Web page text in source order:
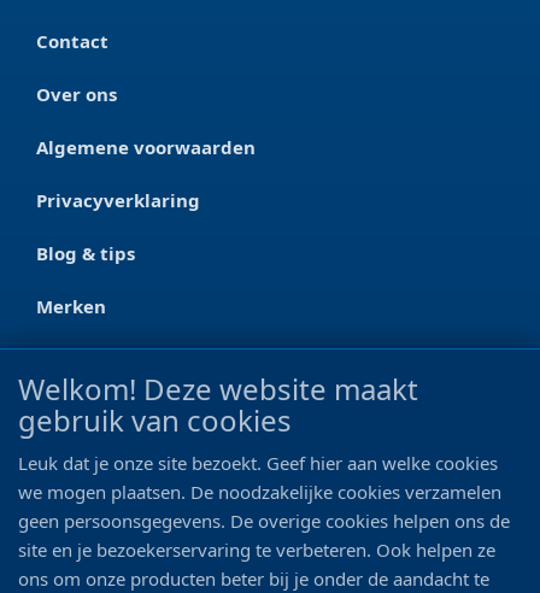
Contact
Over ons
Algemene voorwaarden
Privacyverklaring
Blog & tips
Merken
CONTACT
Ootmarsumseweg 125a
0546 - 622 990
06 - 11 19 81 42
Welkom! Deze website maakt
gebruik van cookies
Leuk dat je onze site bezoekt. Geef hier aan welke cookies
we mogen plaatsen. De noodzakelijke cookies verzamelen
geen persoonsgegevens. De overige cookies helpen ons de
site en je bezoekerservaring te verbeteren. Ook helpen ze
ons om onze producten beter bij je onder de aandacht te